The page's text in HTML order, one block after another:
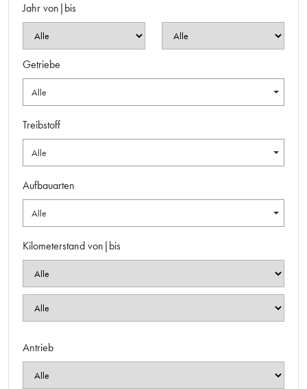
Jahr von|bis
Getriebe
Alle
Treibstoff
Alle
Aufbauarten
Alle
Kilometerstand von|bis
Antrieb